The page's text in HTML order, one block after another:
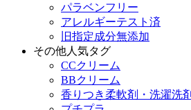
パラベンフリー
アレルギーテスト済
旧指定成分無添加
その他人気タグ
CCクリーム
BBクリーム
香りつき柔軟剤・洗濯洗剤